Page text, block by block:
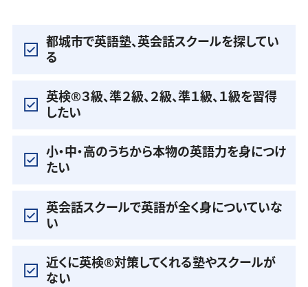
都城市で英語塾、英会話スクールを探してい
る
英検®️３級、準２級、２級、準１級、１級を習得
したい
小・中・高のうちから本物の英語力を身につけ
たい
英会話スクールで英語が全く身についていな
い
近くに英検®️対策してくれる塾やスクールが
ない